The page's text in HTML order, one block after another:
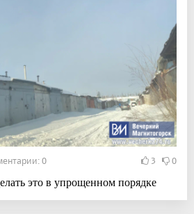
0 3 0
это в упрощенном порядке